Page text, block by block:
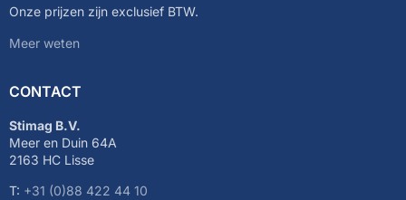
Onze prijzen zijn exclusief BTW.
Meer weten
CONTACT
Stimag B.V.
Meer en Duin 64A
2163 HC Lisse
T: +31 (0)88 422 44 10